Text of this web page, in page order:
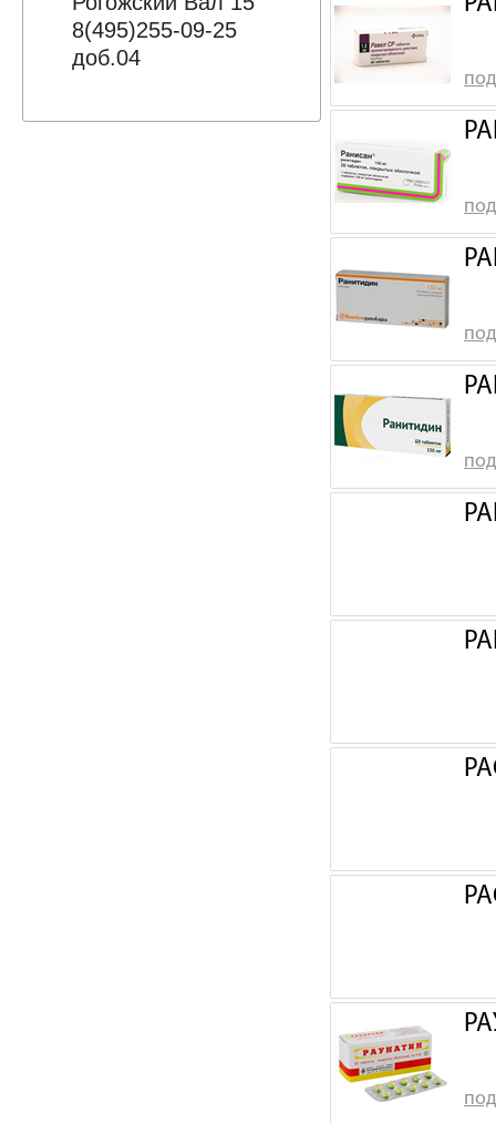
8(495)255-09-25
доб.04